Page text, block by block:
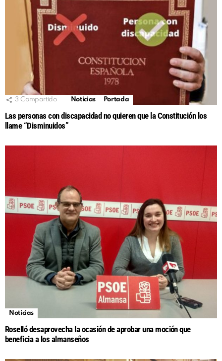
3 Compartido Noticias Portada
Las personas con discapacidad no quieren que la Constitución los
llame “Disminuidos”
Noticias
Roselló desaprovecha la ocasión de aprobar una moción que
beneficia a los almanseños